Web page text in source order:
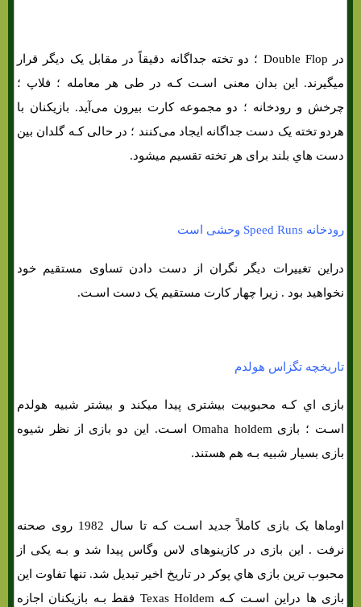
در Double Flop ؛ دو تخته جداگانه دقیقاً در مقابل یک دیگر قرار
میگیرند. این بدان معنی اسـت کـه در طی هر معامله ؛ فلاپ ؛
چرخش و رودخانه ؛ دو مجموعه کارت بیرون می‌آید. بازیکنان با
هردو تخته یک دست جداگانه ایجاد می‌کنند ؛ در حالی کـه گلدان بین
دست هاي‌ بلند برای هر تخته تقسیم میشود.
رودخانه Speed ​​Runs وحشی است
دراین تغییرات دیگر نگران از دست دادن تساوی مستقیم خود
نخواهید بود . زیرا چهار کارت مستقیم یک دست اسـت.
تاریخچه تگزاس هولدم
بازی اي کـه محبوبیت بیشتری پیدا میکند و بیشتر شبیه هولدم
اسـت ؛ بازی Omaha holdem اسـت. این دو بازی از نظر شیوه
بازی بسیار شبیه بـه هم هستند.
اوماها یک بازی کاملاً جدید اسـت کـه تا سال 1982 روی صحنه
نرفت . این بازی در کازینوهای لاس وگاس پیدا شد و بـه یکی از
محبوب ترین بازی هاي‌ پوکر در تاریخ اخیر تبدیل شد. تنها تفاوت این
بازی ها دراین اسـت کـه Texas Holdem فقط بـه بازیکنان اجازه